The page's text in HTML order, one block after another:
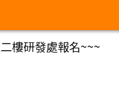
樓研發處報名~~~